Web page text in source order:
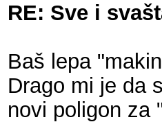
RE: Sve i
Baš lepa
Drago mi je da
novi poligon za